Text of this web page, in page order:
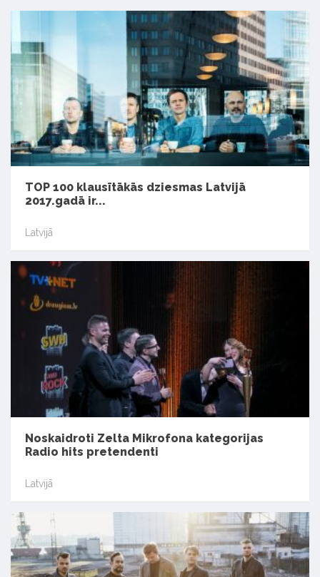
TOP 100 klausītākās dziesmas Latvijā
2017.gadā ir...
Latvijā
Noskaidroti Zelta Mikrofona kategorijas
Radio hits pretendenti
Latvijā